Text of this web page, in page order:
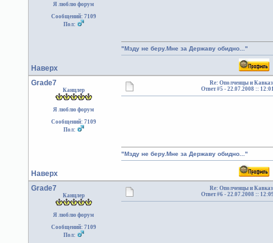
Я люблю форум
Сообщений: 7109
Пол:
Наверх
"Мзду не беру.Мне за Державу обидно..."
Grade7
Канцлер
Я люблю форум
Сообщений: 7109
Пол:
Re: Ополченцы и
Ответ #5 -22.07.2008 ::
Наверх
"Мзду не беру.Мне за Державу обидно..."
Grade7
Канцлер
Я люблю форум
Сообщений: 7109
Пол:
Re: Ополченцы и
Ответ #6 -22.07.2008 ::